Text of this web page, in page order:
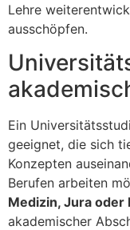
Lehre
ausschöpfen.
Ein
geeignet, die sich
Konzepten
Berufen arbeiten
Medizin, Jura
akademischer